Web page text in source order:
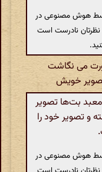
هوش مصنوعی در
نظرتان نادرست است
می نگاشت
خویش
بت‌ها تصویر
و تصویر خود را
هوش مصنوعی در